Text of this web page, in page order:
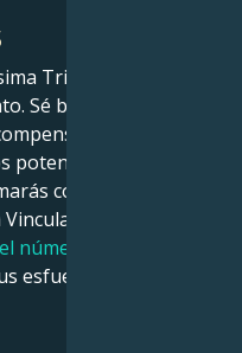
Trinidad son: El
Sé bueno por
en el cielo.
del sexto
conciencia y
Divina.
número 3
esfuerzos.